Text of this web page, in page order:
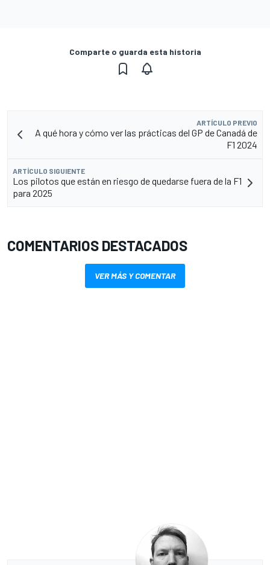
Comparte o guarda esta historia
ARTÍCULO PREVIO
A qué hora y cómo ver las prácticas del GP de Canadá de
F1 2024
ARTÍCULO SIGUIENTE
Los pilotos que están en riesgo de quedarse fuera de la F1
para 2025
COMENTARIOS DESTACADOS
VER MÁS Y COMENTAR